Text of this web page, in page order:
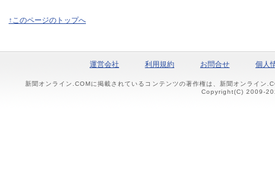
↑このページのトップへ
運営会社 利用規約 お問合せ 個人
新聞オンライン.COMに掲載されているコンテンツの著作権は、新聞オンライン
Copyright(C) 2009-